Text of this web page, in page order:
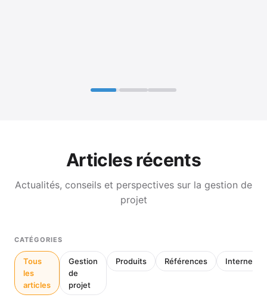
Articles récents
Actualités, conseils et perspectives sur la gestion de
projet
CATÉGORIES
Tous
les
articles
Gestion
de
projet
Produits Références Interne